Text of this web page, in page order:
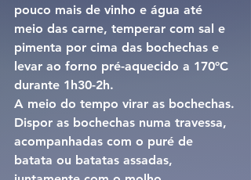
pouco mais de vinho e água até
meio das carne, temperar com sal e
pimenta por cima das bochechas e
levar ao forno pré-aquecido a 170ºC
durante 1h30-2h.
A meio do tempo virar as bochechas.
Dispor as bochechas numa travessa,
acompanhadas com o puré de
batata ou batatas assadas,